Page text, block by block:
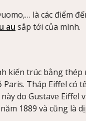
là các điểm
au sắp tới của mình.
kiến trúc bằng thép
Tháp Eiffel có
do Gustave Eiffel
1889 và cũng là